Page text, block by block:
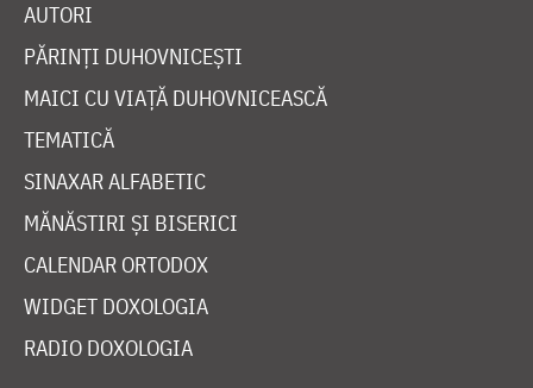
AUTORI
PĂRINȚI DUHOVNICEȘTI
MAICI CU VIAȚĂ DUHOVNICEASCĂ
TEMATICĂ
SINAXAR ALFABETIC
MĂNĂSTIRI ȘI BISERICI
CALENDAR ORTODOX
WIDGET DOXOLOGIA
RADIO DOXOLOGIA